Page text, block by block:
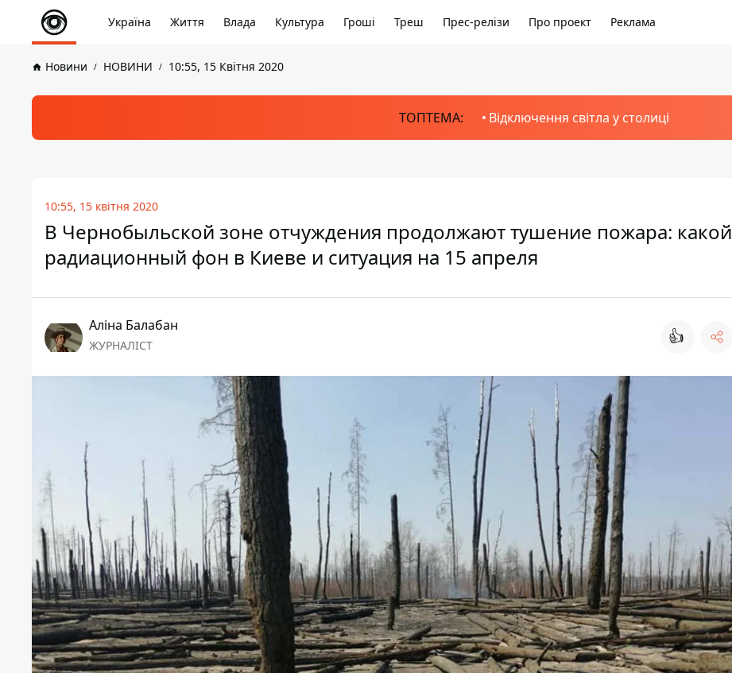
Україна Життя Влада Культура Гроші Треш Прес-релізи Про проект Реклама
Новини НОВИНИ 10:55, 15 Квітня 2020
ТОПТЕМА: Відключення світла у столиці
10:55, 15 квітня 2020
В Чернобыльской зоне отчуждения продолжают тушение пожара: какой
радиационный фон в Киеве и ситуация на 15 апреля
Аліна Балабан
ЖУРНАЛІСТ 👍